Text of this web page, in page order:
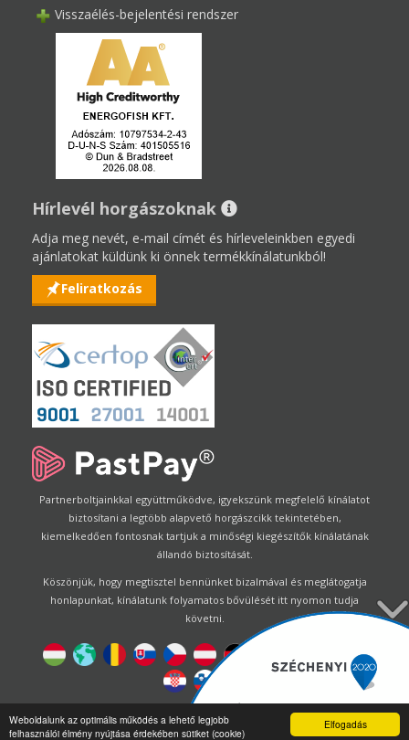
Elfogadás
Weboldalunk az optimális működés a lehető legjobb
felhasználói élmény nyújtása érdekében sütiket (cookie)
Visszaélés-bejelentési rendszer
Hírlevél horgászoknak
Adja meg nevét, e-mail címét és hírleveleinkben egyedi
ajánlatokat küldünk ki önnek termékkínálatunkból!
Feliratkozás
Partnerboltjainkkal együttműködve, igyekszünk megfelelő kínálatot
biztosítani a legtöbb alapvető horgászcikk tekintetében,
kiemelkedően fontosnak tartjuk a minőségi kiegészítők kínálatának
állandó biztosítását.
Köszönjük, hogy megtisztel bennünket bizalmával és meglátogatja
honlapunkat, kínálatunk folyamatos bővülését itt nyomon tudja
követni.
Designed by Energofish Kft